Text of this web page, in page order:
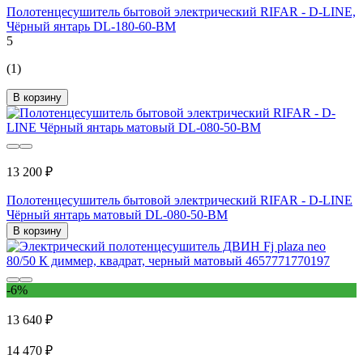
Полотенцесушитель бытовой электрический RIFAR - D-LINE,
Чёрный янтарь DL-180-60-BM
5
(1)
В корзину
13 200 ₽
Полотенцесушитель бытовой электрический RIFAR - D-LINE
Чёрный янтарь матовый DL-080-50-BM
В корзину
-6%
13 640 ₽
14 470 ₽